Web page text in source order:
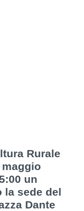
Rurale
un
la sede del
Dante